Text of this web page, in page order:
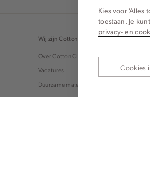
Wij zijn Cotton Club
Over Cotton Club
Vacatures
Duurzame materialen
Onze winkels
Kies voor 'Alles
toestaan. Je
privacy- en
Cookies